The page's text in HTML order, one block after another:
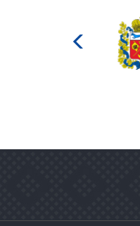
Министерство
культуры
Российской
федерации